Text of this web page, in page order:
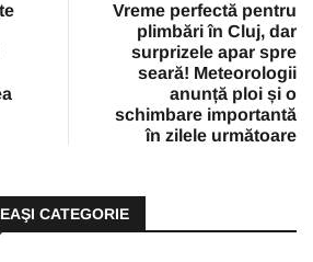
Vreme perfectă pentru
plimbări în Cluj, dar
surprizele apar spre
seară! Meteorologii
anunță ploi și o
schimbare importantă
în zilele următoare
CATEGORIE